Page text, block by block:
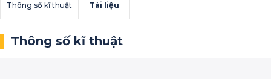
Thông số kĩ thuật Tài liệu
Thông số kĩ thuật